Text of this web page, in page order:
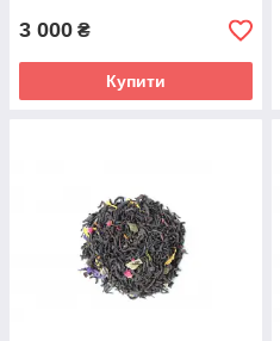
3 000 ₴
Купити